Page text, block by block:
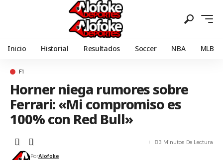
Inicio Historial Resultados Soccer NBA MLB
F1
Horner niega rumores sobre
Ferrari: «Mi compromiso es
100% con Red Bull»
PorAlofoke
3 Minutos De Lectura